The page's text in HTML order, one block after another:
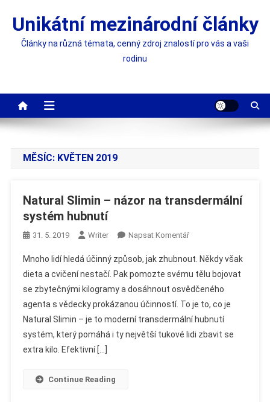
content
Unikátní mezinárodní články
Články na různá témata, cenný zdroj znalostí pro vás a vaši
rodinu
MĚSÍC: KVĚTEN 2019
Natural Slimin – názor na transdermální
systém hubnutí
31. 5. 2019 Writer Napsat KomentářOn
Slimin
–
Názor
Na
Transdermální
Systém
Mnoho lidí hledá účinný způsob, jak zhubnout. Někdy však
dieta a cvičení nestačí. Pak pomozte svému tělu bojovat
se zbytečnými kilogramy a dosáhnout osvědčeného
agenta s vědecky prokázanou účinností. To je to, co je
Natural Slimin – je to moderní transdermální hubnutí
systém, který pomáhá i ty největší tukové lidi zbavit se
extra kilo. Efektivní […]
Continue Reading